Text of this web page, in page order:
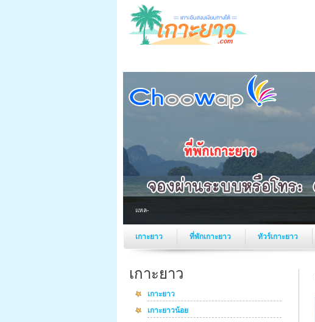
แหลมหิน
เกาะยาว ที่พักเกาะยาว ทัวร์เกาะยาว
เกาะยาว
เกาะยาว
เกาะยาวน้อย